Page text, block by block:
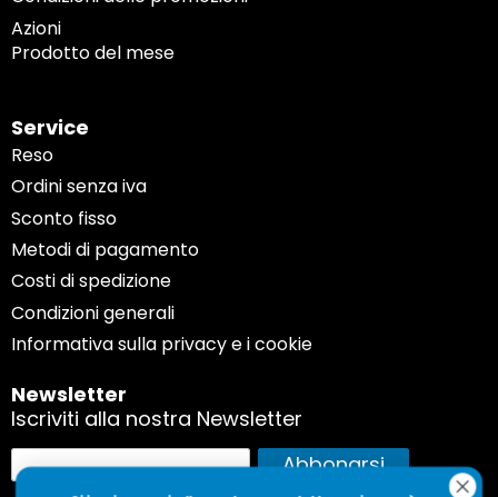
Azioni
Prodotto del mese
Service
Reso
Ordini senza iva
Sconto fisso
Metodi di pagamento
Costi di spedizione
Condizioni generali
Informativa sulla privacy e i cookie
Newsletter
Iscriviti alla nostra Newsletter
Iscriviti
alla
Abbonarsi